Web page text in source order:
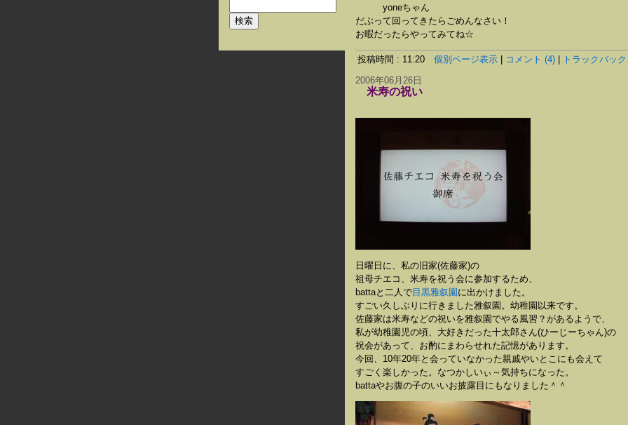
yoneちゃん
だぶって回ってきたらごめんなさい！
お暇だったらやってみてね☆
投稿時間 : 11:20 個別ページ表示 コメント (4)
トラックバッ
2006年06月26日
米寿の祝い
日曜日に、私の旧家(佐藤家)の
祖母チエコ、米寿を祝う会に参加するため、
battaと二人で目黒雅叙園 に出かけました。
すごい久しぶりに行きました雅叙園。幼稚園以来です。
佐藤家は米寿などの祝いを雅叙園でやる風習？があるようで、
私が幼稚園児の頃、大好きだった十太郎さん(ひーじーちゃん)の
祝会があって、お酌にまわらせれた記憶があります。
今回、10年20年と会っていなかった親戚やいとこにも会えて
すごく楽しかった。なつかしいぃ～気持ちになった。
battaやお腹の子のいいお披露目にもなりました＾＾